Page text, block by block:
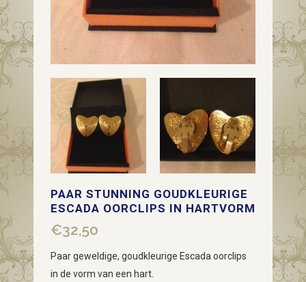
PAAR STUNNING GOUDKLEURIGE
ESCADA OORCLIPS IN HARTVORM
€32,50
Paar geweldige, goudkleurige Escada oorclips
in de vorm van een hart.